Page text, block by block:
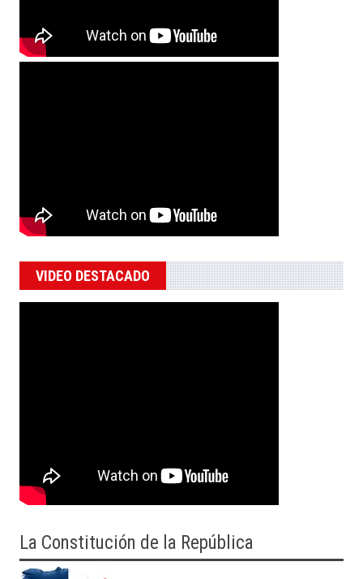
VIDEO DESTACADO
La Constitución de la República